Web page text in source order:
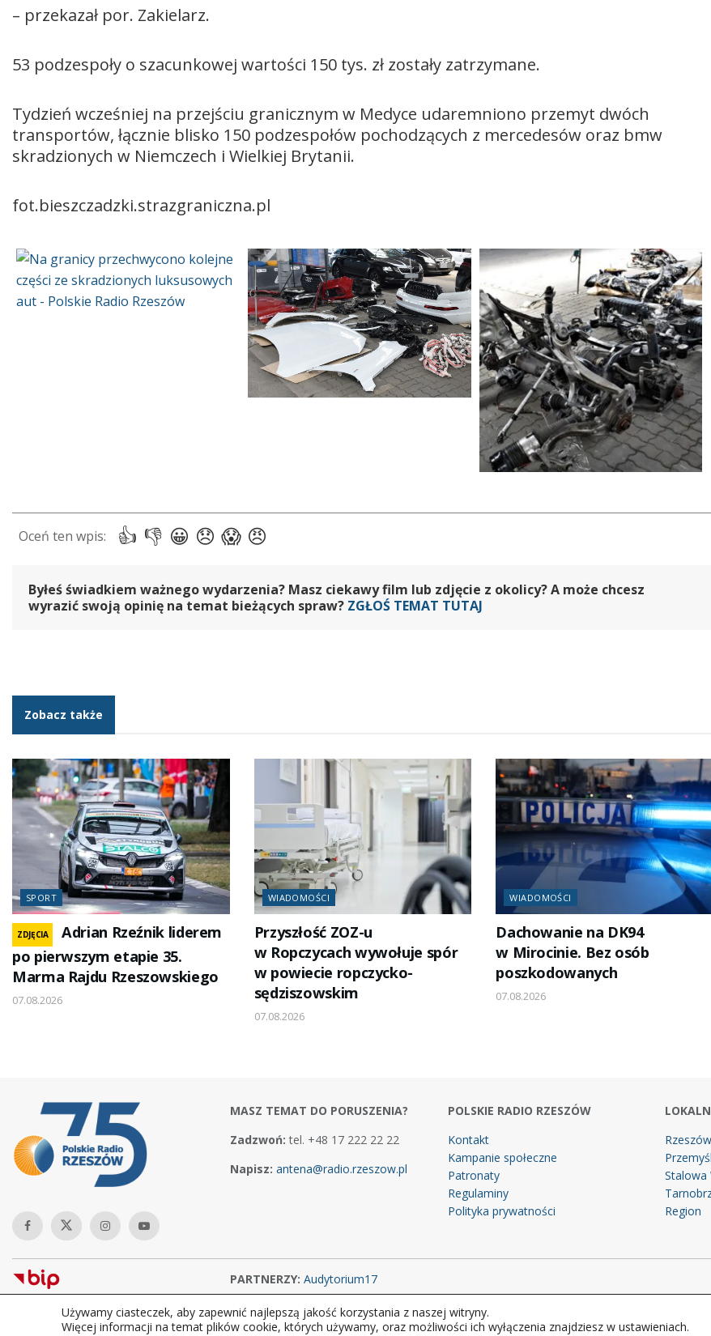
– przekazał por. Zakielarz.
53 podzespoły o szacunkowej wartości 150 tys. zł zostały zatrzymane.
Tydzień wcześniej na przejściu granicznym w Medyce udaremniono przemyt dwóch
transportów, łącznie blisko 150 podzespołów pochodzących z mercedesów oraz bmw
skradzionych w Niemczech i Wielkiej Brytanii.
fot.bieszczadzki.strazgraniczna.pl
Byłeś świadkiem ważnego wydarzenia? Masz ciekawy film lub zdjęcie z okolicy? A może chcesz
wyrazić swoją opinię na temat bieżących spraw? ZGŁOŚ TEMAT TUTAJ
Zobacz także
SPORT
ZDJĘCIA
Adrian Rzeźnik liderem
po pierwszym etapie 35.
Marma Rajdu Rzeszowskiego
07.08.2026
WIADOMOŚCI
Przyszłość ZOZ-u
w Ropczycach wywołuje spór
w powiecie ropczycko-
sędziszowskim
07.08.2026
WIADOMOŚCI
Dachowanie na DK94
w Mirocinie. Bez osób
poszkodowanych
07.08.2026
MASZ TEMAT DO PORUSZENIA?
Zadzwoń: tel. +48 17 222 22 22
Napisz: antena@radio.rzeszow.pl
POLSKIE RADIO RZESZÓW
Kontakt
Kampanie społeczne
Patronaty
Regulaminy
Polityka prywatności
Rzeszów
Przemyśl
Stalowa
Region
PARTNERZY: Audytorium17
Copyright © 2026Polskie Radio Rzeszów S.A. w likwidacj. Wszelkie prawa zastrzeżone.
Używamy ciasteczek, aby zapewnić najlepszą jakość korzystania z naszej witryny.
Więcej informacji na temat plików cookie, których używamy, oraz możliwości ich wyłączenia znajdziesz w ustawieniach.